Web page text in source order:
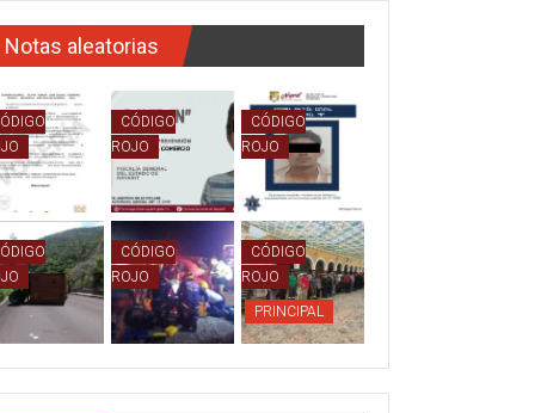
Notas aleatorias
CÓDIGO
ROJO
CÓDIGO
ROJO
CÓDIGO
ROJO
CÓDIGO
ROJO
PRINCIPAL